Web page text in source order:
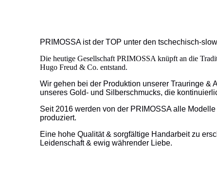
PRIMOSSA ist der TOP unter den tschechisch-
Die heutige Gesellschaft PRIMOSSA knüpft an die
Hugo Freud & Co. entstand.
Wir gehen bei der Produktion unserer Trauringe &
unseres Gold- und Silberschmucks, die
Seit 2016 werden von der PRIMOSSA alle
produziert.
Eine hohe Qualität & sorgfältige Handarbeit zu
Leidenschaft & ewig währender Liebe.